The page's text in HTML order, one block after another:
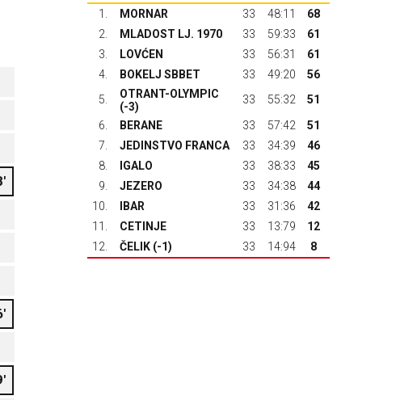
1. MORNAR 33 48:11
68
2.
MLADOST LJ. 1970 33 59:33
61
3.
LOVĆEN 33 56:31
61
4.
BOKELJ SBBET 33 49:20
56
5.
OTRANT-OLYMPIC
(-3)
33 55:32
51
6.
BERANE 33 57:42
51
7.
JEDINSTVO FRANCA 33 34:39
46
8.
IGALO 33 38:33
45
9.
JEZERO 33 34:38
44
10.
IBAR 33 31:36
42
11.
CETINJE 33 13:79
12
12.
ČELIK (-1) 33 14:94 8